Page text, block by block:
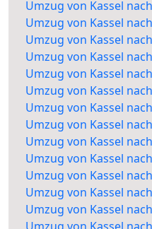
Umzug von Kassel
Umzug von Kassel
Umzug von Kassel
Umzug von Kassel
Umzug von Kassel
Umzug von Kassel
Umzug von Kassel
Umzug von Kassel
Umzug von Kassel
Umzug von Kassel
Umzug von Kassel
Umzug von Kassel
Umzug von Kassel